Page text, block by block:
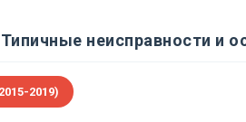
неисправности и
2019)